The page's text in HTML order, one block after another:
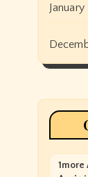
1more